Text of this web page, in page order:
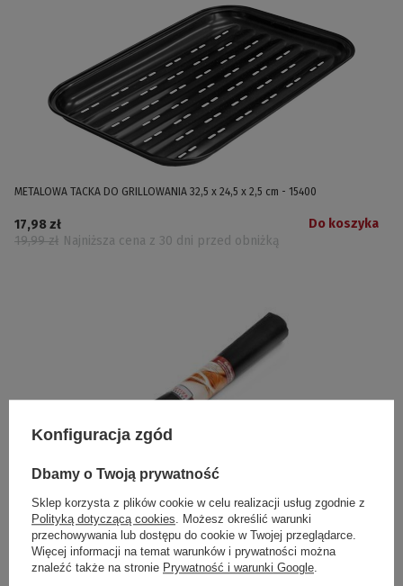
METALOWA TACKA DO GRILLOWANIA 32,5 x 24,5 x 2,5 cm - 15400
17,98 zł
19,99 zł Najniższa cena z 30 dni przed obniżką
Do koszyka
TEFLONOWE MATY DO GRILLOWANIA 40 x 33 cm - 3 szt - 15900
26,99 zł
29,99 zł
Najniższa cena z 30 dni przed obniżką
Do koszyka
Konfiguracja zgód
Dbamy o Twoją prywatność
Sklep korzysta z plików cookie w celu realizacji usług zgodnie z
Polityką dotyczącą cookies . Możesz określić warunki
przechowywania lub dostępu do cookie w Twojej przeglądarce.
Więcej informacji na temat warunków i prywatności można
znaleźć także na stronie Prywatność i warunki Google